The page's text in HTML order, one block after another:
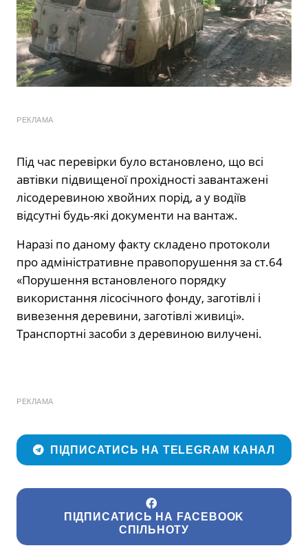
РЕКЛАМА
Під час перевірки було встановлено, що всі
автівки підвищеної прохідності завантажені
лісодеревиною хвойних порід, а у водіїв
відсутні будь-які документи на вантаж.
Наразі по даному факту складено протоколи
про адміністративне правопорушення за ст.64
«Порушення встановленого порядку
використання лісосічного фонду, заготівлі і
вивезення деревини, заготівлі живиці».
Транспортні засоби з деревиною вилучені.
РЕКЛАМА
ПІДПИСАТИСЬ НА TELEGRAM КАНАЛ
ПІДПИСАТИСЬ НА FACEBOOK
СПІЛЬНОТУ